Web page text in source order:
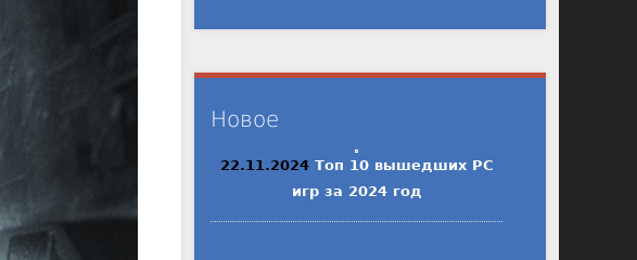
Новое
22.11.2024 Топ 10 вышедших PC
игр за 2024 год